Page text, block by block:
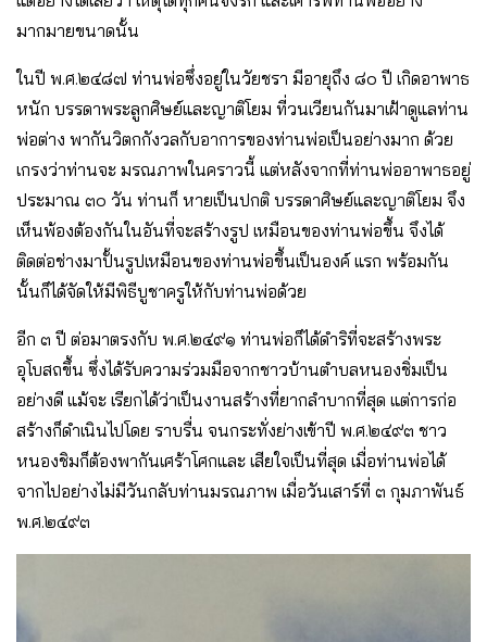
มากมายขนาดนั้น
ในปี พ.ศ.๒๔๘๗ ท่านพ่อซึ่งอยู่ในวัยชรา มีอายุถึง ๘๐ ปี เกิดอาพาธ
หนัก บรรดาพระลูกศิษย์และญาติโยม ที่วนเวียนกันมาเฝ้าดูแลท่าน
พ่อต่าง พากันวิตกกังวลกับอาการของท่านพ่อเป็นอย่างมาก ด้วย
เกรงว่าท่านจะ มรณภาพในคราวนี้ แต่หลังจากที่ท่านพ่ออาพาธอยู่
ประมาณ ๓๐ วัน ท่านก็ หายเป็นปกติ บรรดาศิษย์และญาติโยม จึง
เห็นพ้องต้องกันในอันที่จะสร้างรูป เหมือนของท่านพ่อขึ้น จึงได้
ติดต่อช่างมาปั้นรูปเหมือนของท่านพ่อขึ้นเป็นองค์ แรก พร้อมกัน
นั้นก็ได้จัดให้มีพิธีบูชาครูให้กับท่านพ่อด้วย
อีก ๓ ปี ต่อมาตรงกับ พ.ศ.๒๔๙๑ ท่านพ่อก็ได้ดําริที่จะสร้างพระ
อุโบสถขึ้น ซึ่งได้รับความร่วมมือจากชาวบ้านตําบลหนองชิ่มเป็น
อย่างดี แม้จะ เรียกได้ว่าเป็นงานสร้างที่ยากลําบากที่สุด แต่การก่อ
สร้างก็ดําเนินไปโดย ราบรื่น จนกระทั่งย่างเข้าปี พ.ศ.๒๔๙๓ ชาว
หนองชิมก็ต้องพากันเศร้าโศกและ เสียใจเป็นที่สุด เมื่อท่านพ่อได้
จากไปอย่างไม่มีวันกลับท่านมรณภาพ เมื่อวันเสาร์ที่ ๓ กุมภาพันธ์
พ.ศ.๒๔๙๓